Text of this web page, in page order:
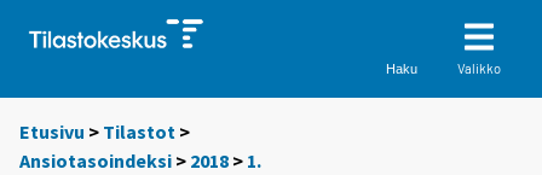
Haku Valikko
Etusivu > Tilastot >
Ansiotasoindeksi > 2018 > 1.